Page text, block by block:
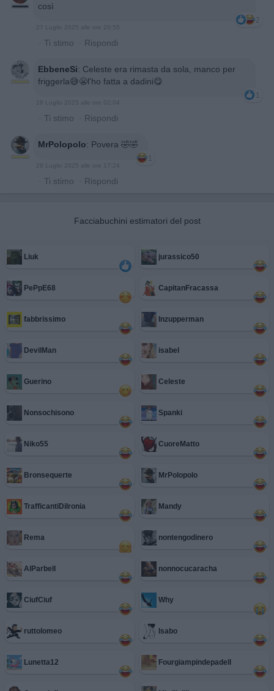
così
2
27 Luglio 2025 alle ore 20:55
· Ti stimo · Rispondi
EbbeneSi: Celeste era rimasta da sola, manco per
friggerla😅😬l'ho fatta a dadini😋
1
· Ti stimo · Rispondi
MrPolopolo: Povera 🤣🤣
1
29 Luglio 2025 alle ore 17:24
· Ti stimo · Rispondi
Facciabuchini estimatori del post
Liuk jurassico50
PePpE68 CapitanFracassa
fabbrissimo Inzupperman
DevilMan isabel
Guerino Celeste
Nonsochisono Spanki
Niko55 CuoreMatto
Bronsequerte MrPolopolo
TrafficantiDiIronia Mandy
Rema nontengodinero
AlParbell nonnocucaracha
CiufCiuf Why
ruttolomeo Isabo
Lunetta12 Fourgiampindepadell